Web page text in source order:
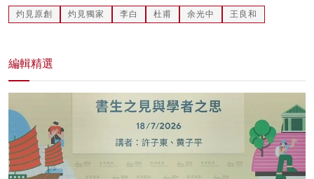
灼見原創 灼見獨家 李白 杜甫 余光中 王良和
編輯精選